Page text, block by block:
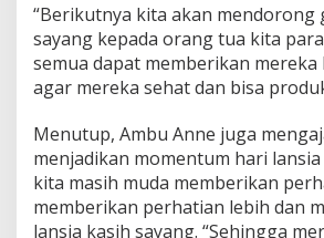
“Berikutnya kita akan mendorong
sayang kepada orang tua kita
semua dapat memberikan mereka
agar mereka sehat dan bisa
Menutup, Ambu Anne juga
menjadikan momentum hari
kita masih muda memberikan
memberikan perhatian lebih dan
lansia kasih sayang. “Sehingga